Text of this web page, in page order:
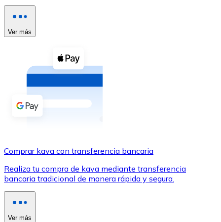
Ver todo
Compra criptomonedas con efectivo en tu tienda más
Comprar con efectivo
Transferencia SEPA
Utiliza tarjetas Visa y Mastercard para comprar
Comprar con tarjeta
Ver más
Comprar kava con transferencia bancaria
Realiza tu compra de kava mediante transferencia
bancaria tradicional de manera rápida y segura.
Ver más